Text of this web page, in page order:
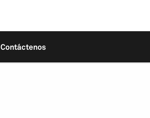
Contáctenos